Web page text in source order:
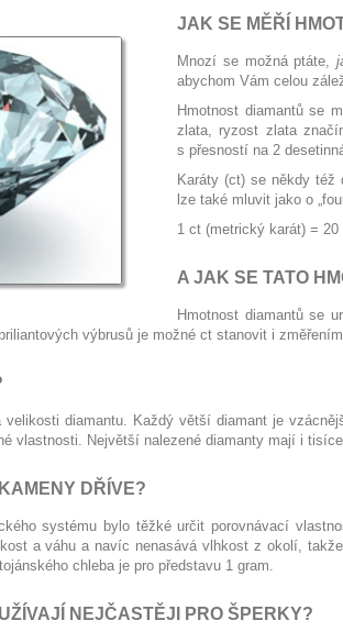
JAK SE MĚŘÍ
Mnozí se možná ptáte,
abychom Vám celou
Hmotnost diamantů se
zlata, ryzost zlata
s přesností na 2
Karáty (ct) se někdy též
lze také mluvit jako o
1 ct (metrický karát) = 20
A JAK SE TATO
Hmotnost diamantů se
výbrusů je možné ct stanovit i
diamantu. Každý větší diamant je
vlastnosti. Největší nalezené diamanty mají i
DŘÍVE?
systému bylo těžké určit porovnávací
a váhu a navíc nenasává vlhkost z okolí,
chleba je pro představu 1 gram.
NEJČASTĚJI PRO ŠPERKY?